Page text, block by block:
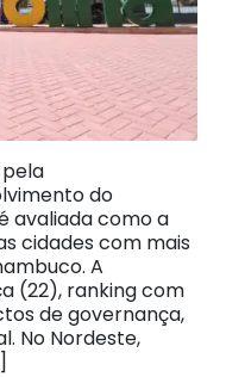
do
avaliada como a
cidades com mais
A
(22), ranking com
de governança,
No Nordeste,